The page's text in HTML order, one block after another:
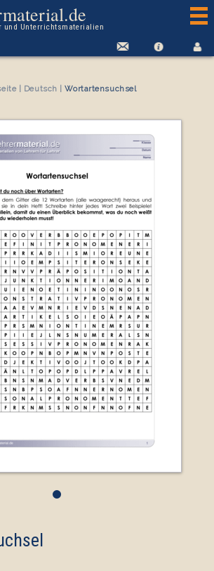
und Unterrichtsmaterialien
| Deutsch |Wortartensuchsel
•